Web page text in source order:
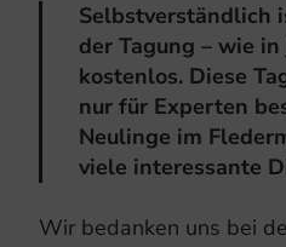
Selbstverständlich
der Tagung – wie in
kostenlos. Diese
nur für Experten
Neulinge im
viele interessante
Wir bedanken uns bei